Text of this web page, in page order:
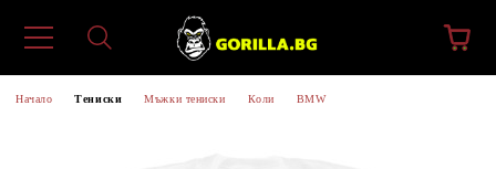
Начало Тениски Мъжки тениски Коли BMW